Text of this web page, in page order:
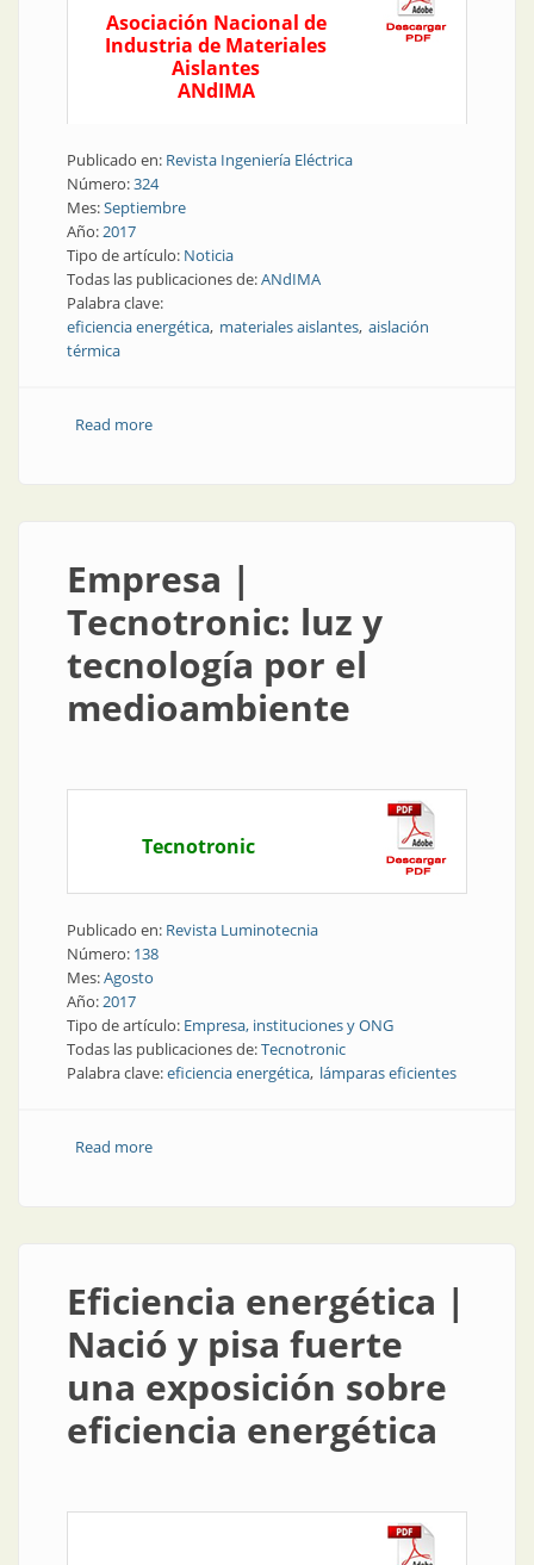
Asociación Nacional de
Industria de Materiales
Aislantes
ANdIMA
Publicado en: Revista Ingeniería Eléctrica
Número:324
Mes:Septiembre
Año:2017
Tipo de artículo: Noticia
Todas las publicaciones de:ANdIMA
Palabra clave:
eficiencia energética materiales aislantes aislación
térmica
Read moreabout Eficiencia energética | Aislación térmica, la
Empresa |
Tecnotronic: luz y
tecnología por el
medioambiente
Tecnotronic
Publicado en: Revista Luminotecnia
Número: 138
Mes:Agosto
Año:2017
Tipo de artículo: Empresa, instituciones y ONG
Todas las publicaciones de:Tecnotronic
Palabra clave:eficiencia energética lámparas eficientes
Read moreabout Empresa | Tecnotronic: luz y tecnología por el
Eficiencia energética |
Nació y pisa fuerte
una exposición sobre
eficiencia energética